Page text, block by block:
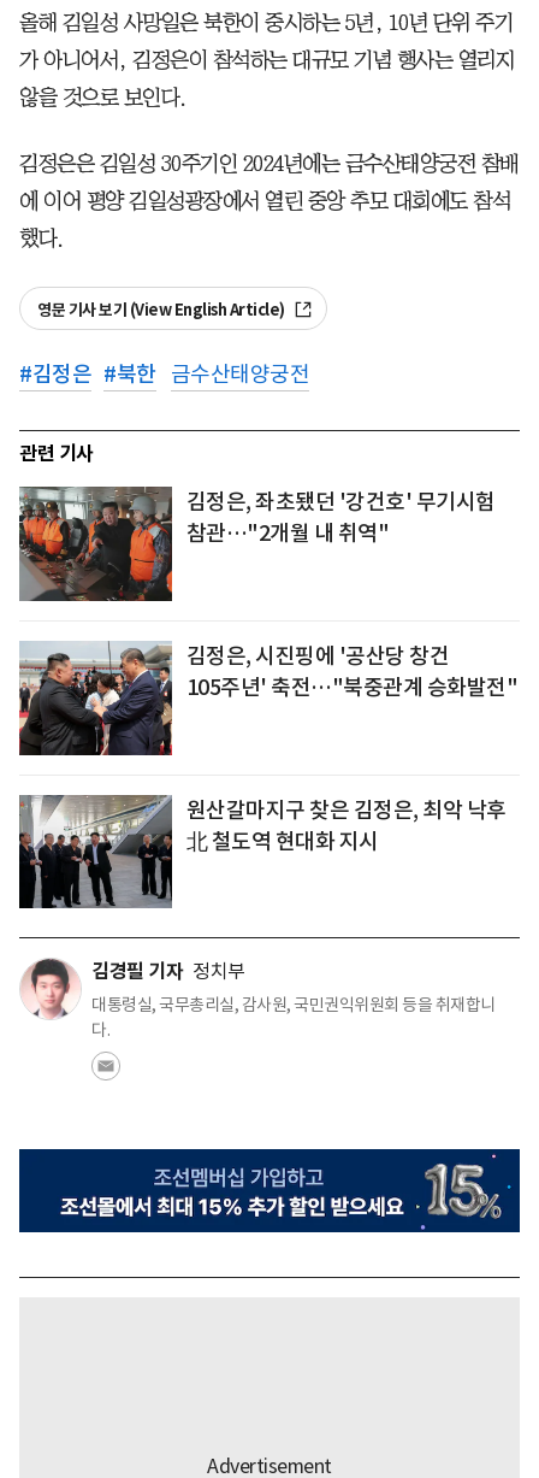
올해 김일성 사망일은 북한이 중시하는 5년, 10년 단위 주기
가 아니어서, 김정은이 참석하는 대규모 기념 행사는 열리지
않을 것으로 보인다.
김정은은 김일성 30주기인 2024년에는 금수산태양궁전 참배
에 이어 평양 김일성광장에서 열린 중앙 추모 대회에도 참석
했다.
영문 기사 보기 (View English Article)
#김정은 #북한 금수산태양궁전
관련 기사
김정은, 좌초됐던 '강건호' 무기시험
참관…"2개월 내 취역"
김정은, 시진핑에 '공산당 창건
105주년' 축전…"북중관계 승화발전"
원산갈마지구 찾은 김정은, 최악 낙후
北 철도역 현대화 지시
김경필 기자 정치부
대통령실, 국무총리실, 감사원, 국민권익위원회 등을 취재합니
다.